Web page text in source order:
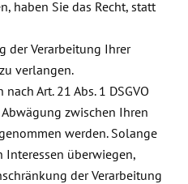
haben Sie das Recht, statt
der Verarbeitung Ihrer
verlangen.
Art. 21 Abs. 1 DSGVO
zwischen Ihren
werden. Solange
Interessen überwiegen,
der Verarbeitung